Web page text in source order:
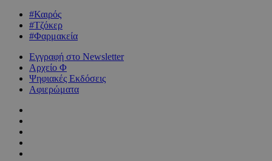
#Καιρός
#Τζόκερ
#Φαρμακεία
Εγγραφή στο Newsletter
Αρχείο Φ
Ψηφιακές Εκδόσεις
Αφιερώματα